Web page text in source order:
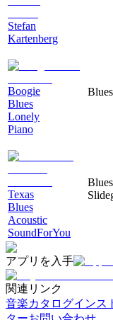
Stefan
Kartenberg
Boogie
Blues
Lonely
Piano
Texas
Blues
Acoustic
SoundForYou
アプリを入手
関連リンク
音楽カタログインス